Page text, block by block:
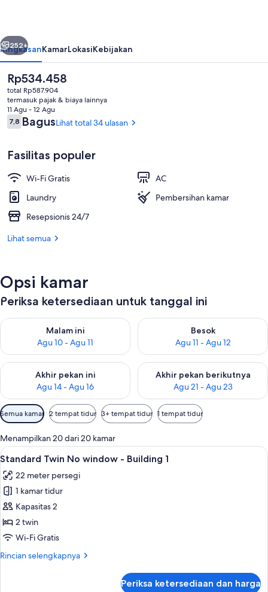
Lobi
Berikutnya
252+
RingkasanKamarLokasiKebijakan
Harga
saat
ini
Rp534.458
Rp534.458
total Rp587.904
termasuk pajak & biaya lainnya
11 Agu - 12 Agu
Ulasan
7,87,8 dari 10
BagusLihat total 34 ulasan
Fasilitas populer
Wi-Fi Gratis
AC
Laundry
Pembersihan kamar
Resepsionis 24/7
Lihat semua
Opsi kamar
Periksa ketersediaan untuk tanggal ini
Malam ini
Agu 10 - Agu 11
Periksa ketersediaan untuk malam ini Agu 10 - Agu 11
Besok
Agu 11 - Agu 12
Periksa ketersediaan untuk
Akhir pekan ini
Agu 14 - Agu 16
Periksa ketersediaan untuk akhir pekan ini Agu 14 - Agu 16
Akhir pekan berikutnya
Agu 21 - Agu 23
Periksa ketersediaan untuk
Filter
tersedia
untuk
kamar
Semua kamar 2 tempat tidur 3+ tempat tidur 1 tempat tidur
Menampilkan 20 dari 20 kamar
Lihat
semua
foto
untuk
Standard
Twin
No
-
Tirai kedap cahaya, Wi-Fi gratis, dan
12
Standard Twin No window - Building 1
22 meter persegi
1 kamar tidur
Kapasitas 2
2 twin
Wi-Fi Gratis
Rincian selengkapnya
Rincian
Periksa ketersediaan dan harga